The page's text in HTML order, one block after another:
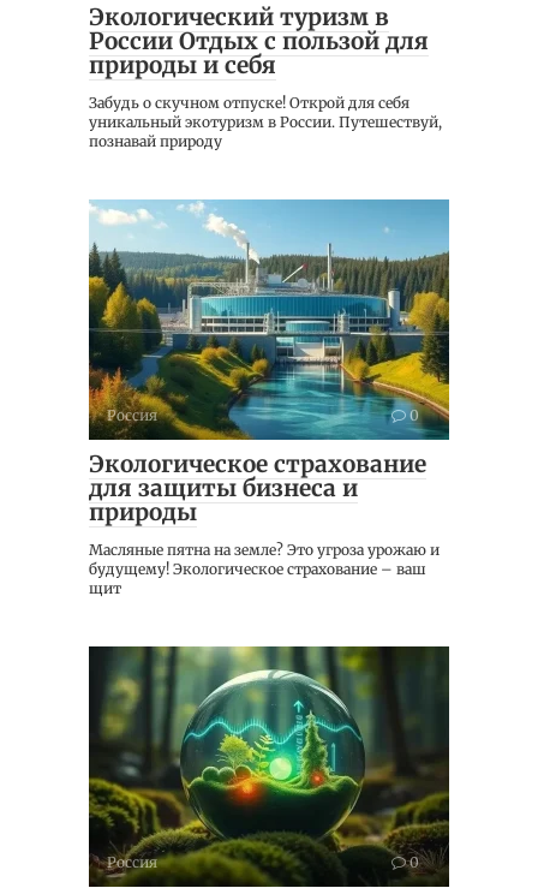
Экологический туризм в
России Отдых с пользой для
природы и себя
Забудь о скучном отпуске! Открой для себя
уникальный экотуризм в России. Путешествуй,
познавай природу
Россия 0
Экологическое страхование
для защиты бизнеса и
природы
Масляные пятна на земле? Это угроза урожаю и
будущему! Экологическое страхование – ваш
щит
Россия 0